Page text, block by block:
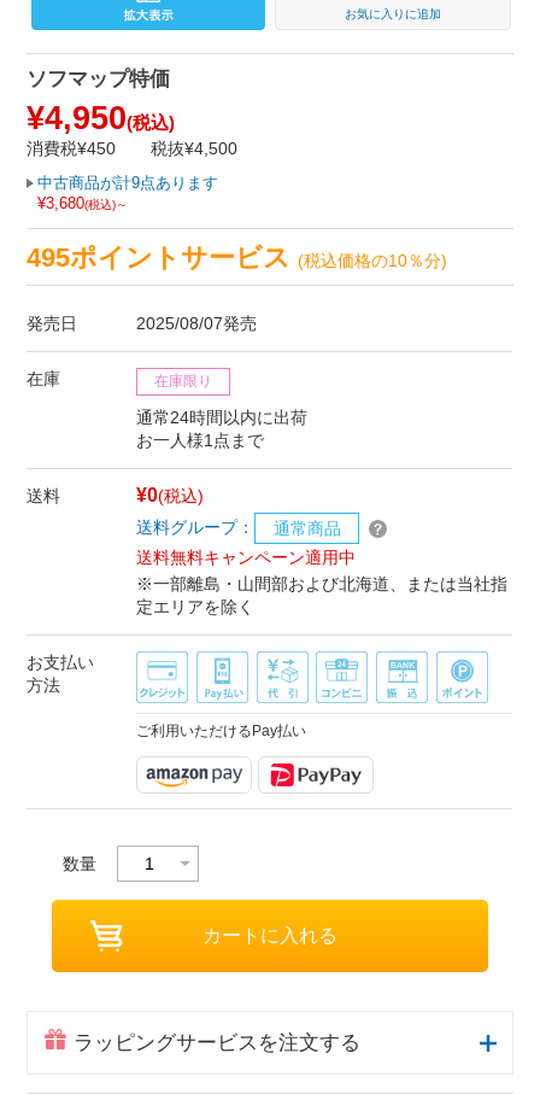
お気に入りに追加
ソフマップ特価
¥4,950(税込)
消費税¥450 税抜¥4,500
中古商品が計9点あります
¥3,680(税込)～
495ポイントサービス(税込価格の10％分)
発売日 2025/08/07発売
在庫 在庫限り
通常24時間以内に出荷
お一人様1点まで
送料 ¥0(税込)
送料グループ：
通常商品
送料無料キャンペーン適用中
※一部離島・山間部および北海道、または当社指
定エリアを除く
お支払い
方法
ご利用いただけるPay払い
数量
ラッピングサービスを注文する